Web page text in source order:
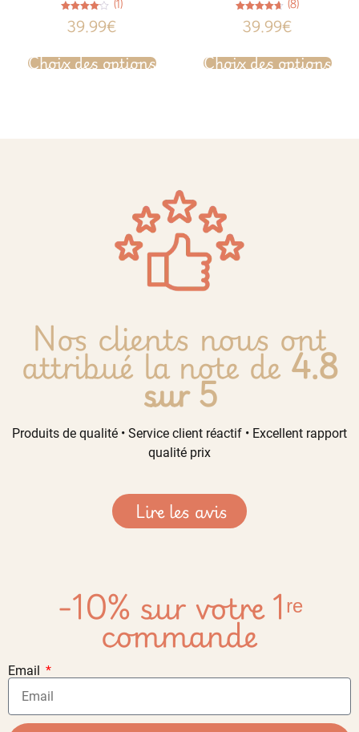
Note
4.00
sur 5
(1)
39.99€
Choix des options
Note
4.63
sur 5
(8)
39.99€
Choix des options
Nos clients nous ont
attribué la note de4.8
sur 5
Produits de qualité • Service client réactif • Excellent rapport
qualité prix
Lire les avis
-10% sur votre 1ʳᵉ
commande
Email